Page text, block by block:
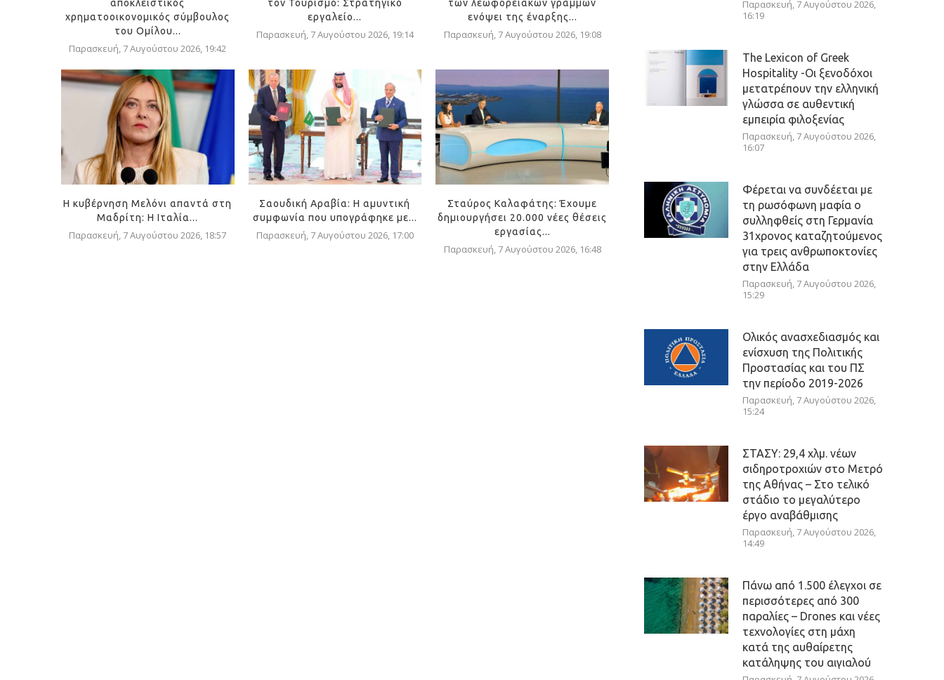
αποκλειστικός
χρηματοοικονομικός σύμβουλος
του Ομίλου...
Παρασκευή, 7 Αυγούστου 2026, 19:42
τον Τουρισμό: Στρατηγικό
εργαλείο...
Παρασκευή, 7 Αυγούστου 2026, 19:14
των λεωφορειακών γραμμών
ενόψει της έναρξης...
Παρασκευή, 7 Αυγούστου 2026, 19:08
Η κυβέρνηση Μελόνι απαντά στη
Μαδρίτη: Η Ιταλία...
Παρασκευή, 7 Αυγούστου 2026, 18:57
Σαουδική Αραβία: Η αμυντική
συμφωνία που υπογράφηκε με...
Παρασκευή, 7 Αυγούστου 2026, 17:00
Σταύρος Καλαφάτης: Έχουμε
δημιουργήσει 20.000 νέες θέσεις
εργασίας...
Παρασκευή, 7 Αυγούστου 2026, 16:48
Παρασκευή, 7 Αυγούστου 2026,
16:19
The Lexicon of Greek
Hospitality -Οι ξενοδόχοι
μετατρέπουν την ελληνική
γλώσσα σε αυθεντική
εμπειρία φιλοξενίας
Παρασκευή, 7 Αυγούστου 2026,
16:07
Φέρεται να συνδέεται με
τη ρωσόφωνη μαφία ο
συλληφθείς στη Γερμανία
31χρονος καταζητούμενος
για τρεις ανθρωποκτονίες
στην Ελλάδα
Παρασκευή, 7 Αυγούστου 2026,
15:29
Ολικός ανασχεδιασμός και
ενίσχυση της Πολιτικής
Προστασίας και του ΠΣ
την περίοδο 2019-2026
Παρασκευή, 7 Αυγούστου 2026,
15:24
ΣΤΑΣΥ: 29,4 χλμ. νέων
σιδηροτροχιών στο Μετρό
της Αθήνας – Στο τελικό
στάδιο το μεγαλύτερο
έργο αναβάθμισης
Παρασκευή, 7 Αυγούστου 2026,
14:49
Πάνω από 1.500 έλεγχοι σε
περισσότερες από 300
παραλίες – Drones και νέες
τεχνολογίες στη μάχη
κατά της αυθαίρετης
κατάληψης του αιγιαλού